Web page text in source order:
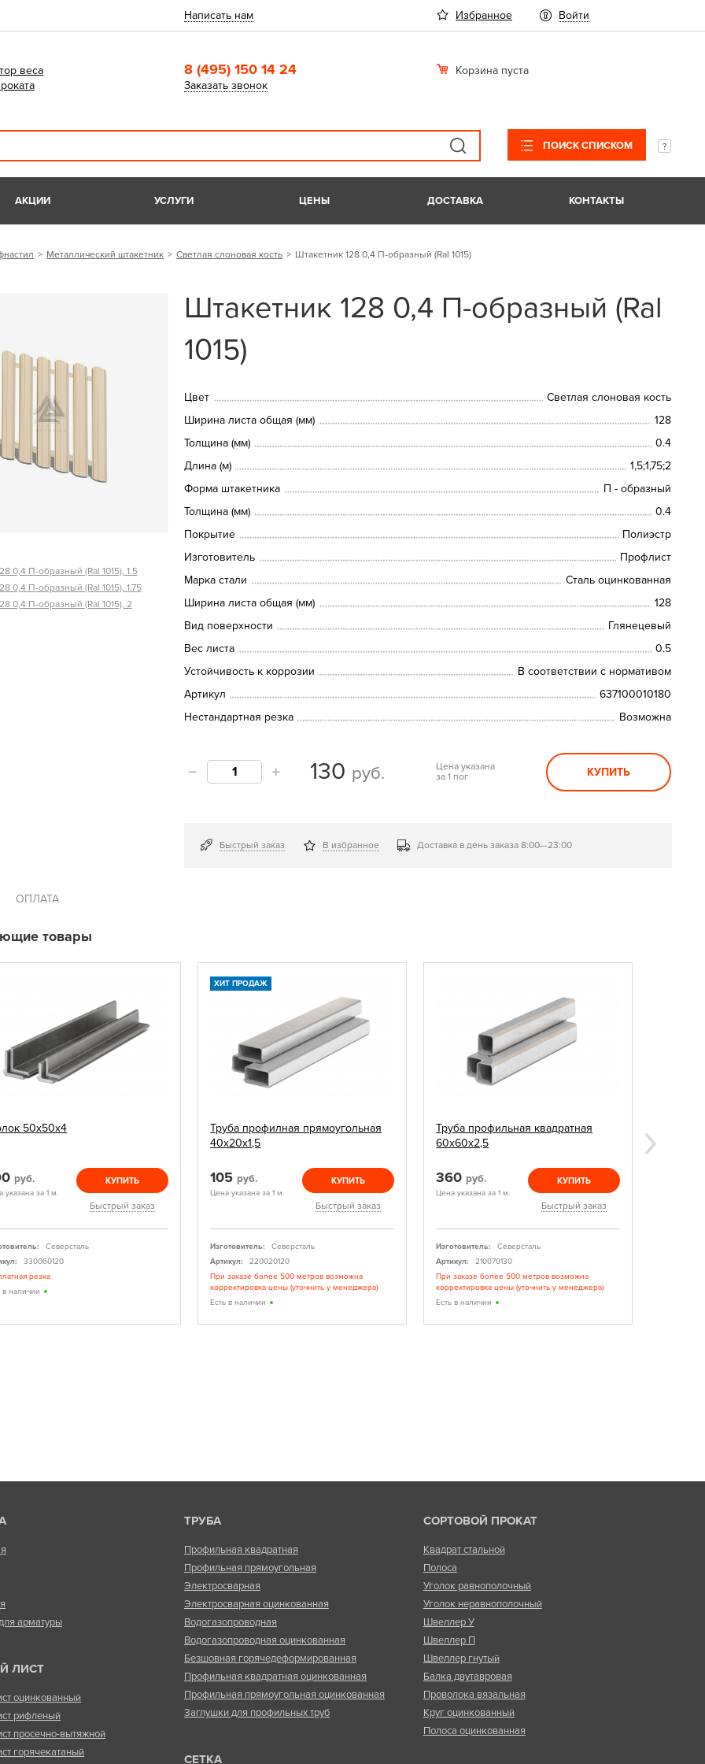
Написать нам Избранное Войти
веса
8 (495) 150 14 24
Заказать звонок
Корзина пуста
ПОИСК СПИСКОМ
АКЦИИ УСЛУГИ ЦЕНЫ ДОСТАВКА КОНТАКТЫ
Металлический штакетник Светлая слоновая кость Штакетник 128 0,4 П-образный (Ral 1015)
0,4 П-образный (Ral 1015), 1.5
0,4 П-образный (Ral 1015), 1.75
0,4 П-образный (Ral 1015), 2
Штакетник 128 0,4 П-образный (Ral
1015)
Цвет
Светлая слоновая кость
Ширина листа общая (мм)
128
Толщина (мм)
0.4
Длина (м)
1,5;1,75;2
Форма штакетника
П - образный
Толщина (мм)
0.4
Покрытие
Полиэстр
Изготовитель
Профлист
Марка стали
Сталь оцинкованная
Ширина листа общая (мм)
128
Вид поверхности
Глянецевый
Вес листа
0.5
Устойчивость к коррозии
В соответствии с нормативом
Артикул
637100010180
Нестандартная резка
Возможна
130 руб.
Цена указана
за 1 пог
КУПИТЬ
Быстрый заказ В избранное Доставка в день заказа 8:00—23:00
ОПЛАТА
товары
50х50х4
руб.
указана за 1 м.
КУПИТЬ
Быстрый заказ
Северсталь
330060120
резка
в наличии
ХИТ ПРОДАЖ
Труба профилная прямоугольная
40х20х1,5
105 руб.
Цена указана за 1 м.
КУПИТЬ
Быстрый заказ
Изготовитель:
Северсталь
Артикул:
220020120
При заказе более 500 метров возможна
корректировка цены (уточнить у менеджера)
Есть в наличии
Труба профильная квадратная
60х60х2,5
360 руб.
Цена указана за 1 м.
КУПИТЬ
Быстрый заказ
Изготовитель:
Северсталь
Артикул:
210070130
При заказе более 500 метров возможна
корректировка цены (уточнить у менеджера)
Есть в наличии
арматуры
ЛИСТ
оцинкованный
рифленый
просечно-вытяжной
горячекатаный
ТРУБА
Профильная квадратная
Профильная прямоугольная
Электросварная
Электросварная оцинкованная
Водогазопроводная
Водогазопроводная оцинкованная
Безшовная горячедеформированная
Профильная квадратная оцинкованная
Профильная прямоугольная оцинкованная
Заглушки для профильных труб
СЕТКА
СОРТОВОЙ ПРОКАТ
Квадрат стальной
Полоса
Уголок равнополочный
Уголок неравнополочный
Швеллер У
Швеллер П
Швеллер гнутый
Балка двутавровая
Проволока вязальная
Круг оцинкованный
Полоса оцинкованная